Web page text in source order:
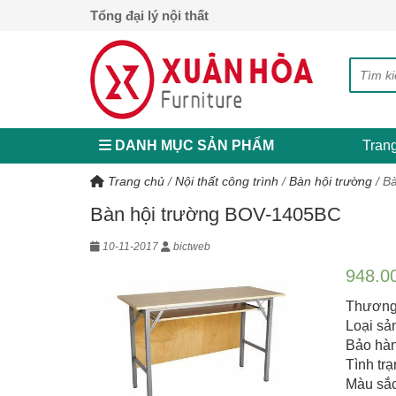
Tổng đại lý nội thất
DANH MỤC SẢN PHẨM
Trang chủ /Nội thất công trình /Bàn hội trường /
Bàn hội trường BOV-1405BC
10-11-2017 bictweb
Loại
Bảo
Tình
Màu